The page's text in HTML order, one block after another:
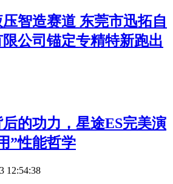
智造赛道 东莞市迅拓自
公司锚定专精特新跑出
后的功力，星途ES完美演
”性能哲学
12:54:38